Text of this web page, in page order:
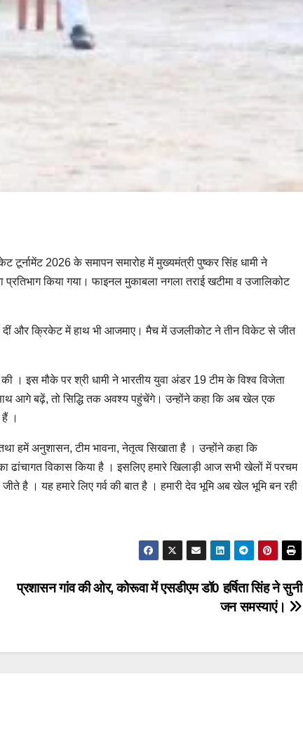
टूर्नामेंट 2026 के समापन समारोह में मुख्यमंत्री पुष्कर सिंह धामी ने
प्रतिभाग किया गया। फाइनल मुकाबला नगला तराई खटीमा व उजालिकोट
दीं और क्रिकेट में हाथ भी आजमाए। मैच में उजलीकोट ने तीन विकेट से जीत
। इस मौके पर श्री धामी ने भारतीय युवा अंडर 19 टीम के विश्व विजेता
आगे बढ़ें, तो सिद्धि तक अवश्य पहुंचेंगे। उन्होंने कहा कि अब खेल एक
।
हमें अनुशासन, टीम भावना, नेतृत्व सिखाता है । उन्होंने कहा कि
ढांचागत विकास किया है । इसलिए हमारे खिलाड़ी आज सभी खेलों में परचम
है । यह हमारे लिए गर्व की बात है । हमारी देव भूमि अब खेल भूमि बन रही
प्रशासन गांव की ओर, कोरूवा में एसडीएम डॉ0 हर्षिता सिंह ने सुनी
जन समस्याएं।